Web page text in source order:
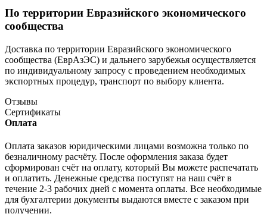
По территории Евразийского экономического
сообщества
Доставка по территории Евразийского экономического
сообщества (ЕврАзЭС) и дальнего зарубежья осуществляется
по индивидуальному запросу с проведением необходимых
экспортных процедур, транспорт по выбору клиента.
Отзывы
Сертификаты
Оплата
Оплата заказов юридическими лицами возможна только по
безналичному расчёту. После оформления заказа будет
сформирован счёт на оплату, который Вы можете распечатать
и оплатить. Денежные средства поступят на наш счёт в
течение 2-3 рабочих дней с момента оплаты. Все необходимые
для бухгалтерии документы выдаются вместе с заказом при
получении.